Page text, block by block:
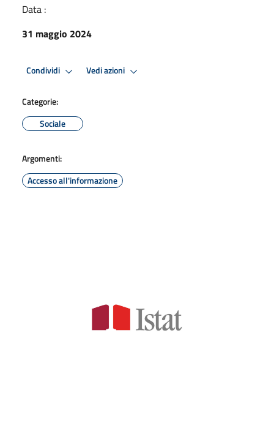
Data :
31 maggio 2024
Condividi Vedi azioni
Categorie:
Sociale
Argomenti:
Accesso all'informazione